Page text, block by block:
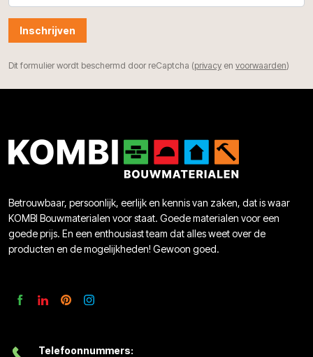
Inschrijven
Dit formulier wordt beschermd door reCaptcha (privacy en voorwaarden)
Betrouwbaar, persoonlijk, eerlijk en kennis van zaken, dat is waar
KOMBI Bouwmaterialen voor staat. Goede materialen voor een
goede prijs. En een enthousiast team dat alles weet over de
producten en de mogelijkheden! Gewoon goed.
Telefoonnummers: